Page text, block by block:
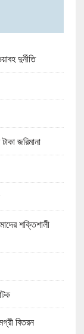
দুর্নীতি
জরিমানা
শক্তিশালী
বিতরন